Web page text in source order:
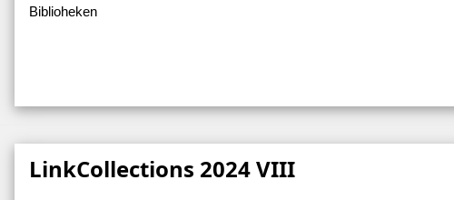
Biblioheken
LinkCollections 2024 VIII